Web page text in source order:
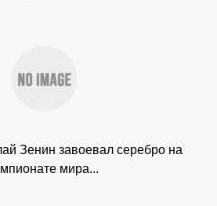
Зенин завоевал серебро на
мира...